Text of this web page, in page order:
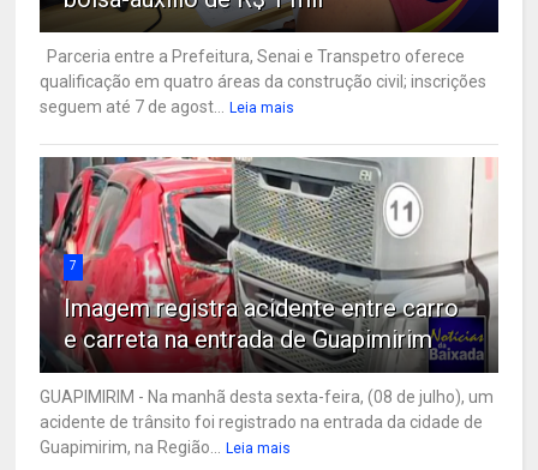
Parceria entre a Prefeitura, Senai e Transpetro oferece
qualificação em quatro áreas da construção civil; inscrições
seguem até 7 de agost... Leia mais
7
Imagem registra acidente entre carro
e carreta na entrada de Guapimirim
GUAPIMIRIM - Na manhã desta sexta-feira, (08 de julho), um
acidente de trânsito foi registrado na entrada da cidade de
Guapimirim, na Região... Leia mais